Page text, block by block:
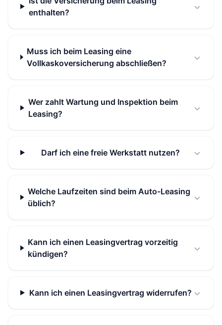
enthalten?
Muss ich beim Leasing eine
Vollkaskoversicherung abschließen?
Wer zahlt Wartung und Inspektion beim
Leasing?
Darf ich eine freie Werkstatt nutzen?
Welche Laufzeiten sind beim Auto-Leasing
üblich?
Kann ich einen Leasingvertrag vorzeitig
kündigen?
Kann ich einen Leasingvertrag widerrufen?